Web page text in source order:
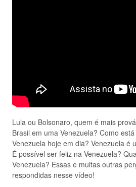
Lula ou Bolsonaro, quem é mais
Brasil em uma Venezuela? Como
Venezuela hoje em dia? Venezuela é
É possível ser feliz na Venezuela?
Venezuela? Essas e muitas outras
respondidas nesse vídeo!